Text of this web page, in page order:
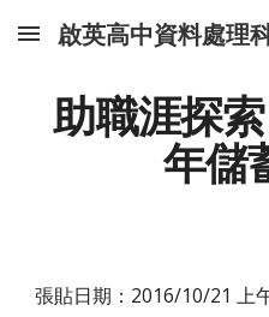
Skip to main content
啟英高中資料處理
助職涯探
年儲
張貼日期：2016/10/21 上